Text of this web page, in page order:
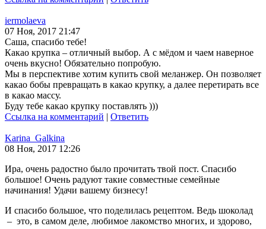
iermolaeva
07 Ноя, 2017 21:47
Саша, спасибо тебе!
Какао крупка – отличный выбор. А с мёдом и чаем наверное
очень вкусно! Обязательно попробую.
Мы в перспективе хотим купить свой меланжер. Он позволяет
какао бобы превращать в какао крупку, а далее перетирать все
в какао массу.
Буду тебе какао крупку поставлять )))
Ссылка на комментарий | Ответить
Karina_Galkina
08 Ноя, 2017 12:26
Ира, очень радостно было прочитать твой пост. Спасибо
большое! Очень радуют такие совместные семейные
начинания! Удачи вашему бизнесу!
И спасибо большое, что поделилась рецептом. Ведь шоколад
– это, в самом деле, любимое лакомство многих, и здорово,